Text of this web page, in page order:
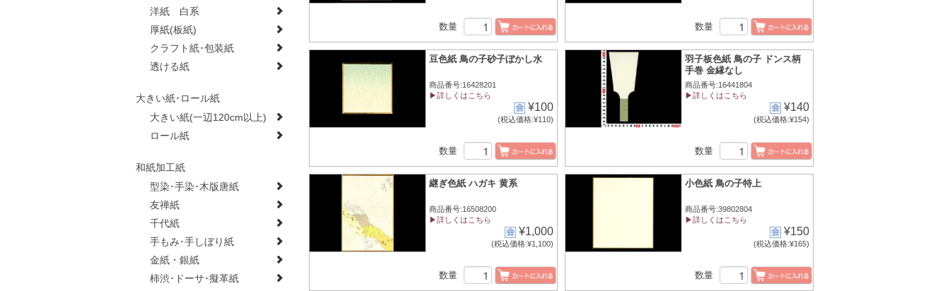
洋紙 白系
厚紙(板紙)
クラフト紙･包装紙
透ける紙
大きい紙･ロール紙
大きい紙(一辺120cm以上)
ロール紙
和紙加工紙
型染･手染･木版唐紙
友禅紙
千代紙
手もみ･手しぼり紙
金紙・銀紙
柿渋･ドーサ･擬革紙
数量 数量
豆色紙 鳥の子砂子ぼかし水
商品番号:16428201
▶詳しくはこちら
¥100
(税込価格:¥110)
数量
羽子板色紙 鳥の子 ドンス柄
手巻 金縁なし
商品番号:16441804
▶詳しくはこちら
¥140
(税込価格:¥154)
数量
継ぎ色紙 ハガキ 黄系
商品番号:16508200
▶詳しくはこちら
¥1,000
(税込価格:¥1,100)
数量
小色紙 鳥の子特上
商品番号:39802804
▶詳しくはこちら
¥150
(税込価格:¥165)
数量